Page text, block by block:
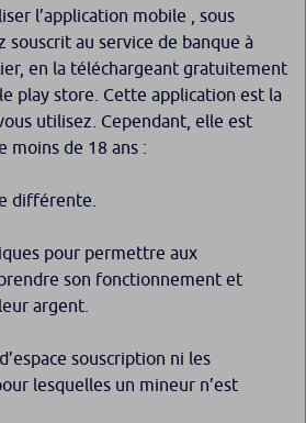
l’application mobile , sous
souscrit au service de banque à
en la téléchargeant gratuitement
play store. Cette application est la
utilisez. Cependant, elle est
moins de 18 ans :
différente.
pour permettre aux
son fonctionnement et
argent.
souscription ni les
lesquelles un mineur n’est